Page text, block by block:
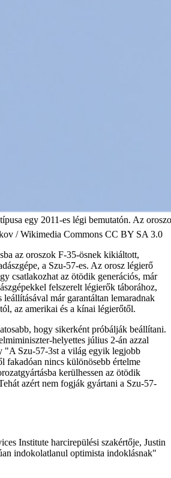
egy 2011-es légi bemutatón. Az
/ Wikimedia Commons CC BY SA 3.0
az oroszok F-35-ösnek kikiáltott,
a Szu-57-es. Az orosz légierő
csatlakozhat az ötödik generációs, már
felszerelt légierők táborához,
leállításával már garantáltan lemaradnak
az amerikai és a kínai légierőtől.
hogy sikerként próbálják beállítani.
helyettes július 2-án azzal
"A Szu-57-3st a világ egyik legjobb
fakadóan nincs különösebb értelme
kerülhessen az ötödik
azért nem fogják gyártani a Szu-57-
Institute harcirepülési szakértője, Justin
indokolatlanul optimista indoklásnak"